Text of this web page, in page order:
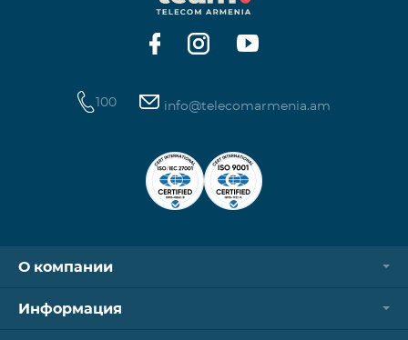
100 info@telecomarmenia.am
О компании
Информация